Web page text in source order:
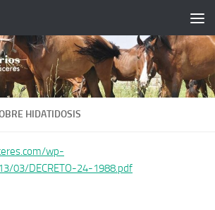
HIDATIDOSIS
wp-
03/DECRETO-24-1988.pdf